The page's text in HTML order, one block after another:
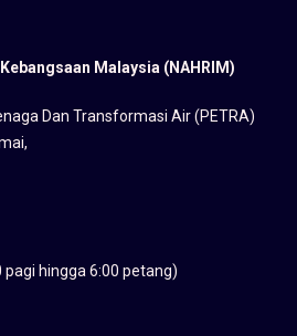
Malaysia (NAHRIM)
Dan Transformasi Air (PETRA)
hingga 6:00 petang)